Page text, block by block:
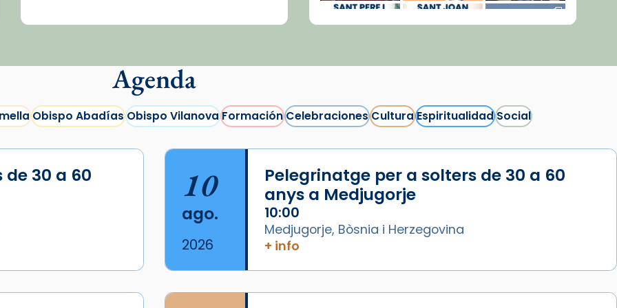
Cargar más...
Agenda
Obispo AbadíasObispo VilanovaFormaciónCelebracionesCulturaEspiritualidadSocial
30 a 60
10
ago.
2026
Pelegrinatge per a solters de 30 a 60
anys a Medjugorje
10:00
Medjugorje, Bòsnia i Herzegovina
+ info